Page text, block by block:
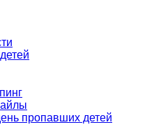
пропавших детей